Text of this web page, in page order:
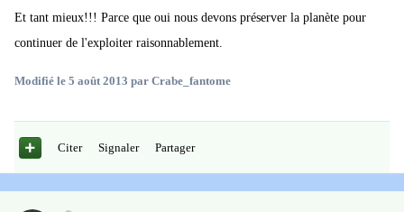
Et tant mieux!!! Parce que oui nous devons préserver la planète pour
continuer de l'exploiter raisonnablement.
Modifié le 5 août 2013 par Crabe_fantome
Citer Signaler Partager